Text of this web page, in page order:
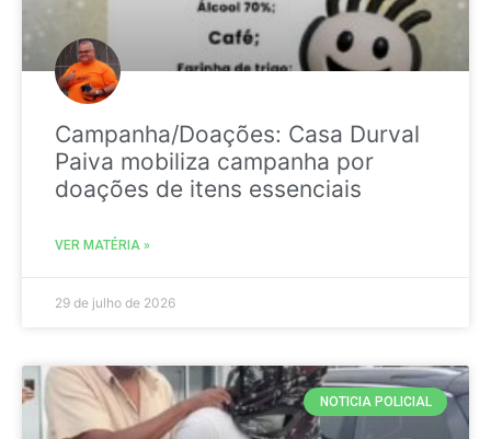
Campanha/Doações: Casa Durval
Paiva mobiliza campanha por
doações de itens essenciais
VER MATÉRIA »
29 de julho de 2026
NOTICIA POLICIAL